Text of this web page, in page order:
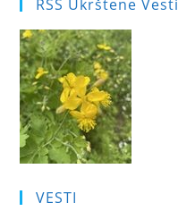
RSS Ukrštene Vesti
VESTI